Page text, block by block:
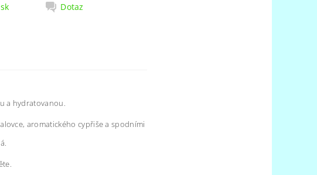
Dotaz
a hydratovanou.
aromatického cypřiše a spodními